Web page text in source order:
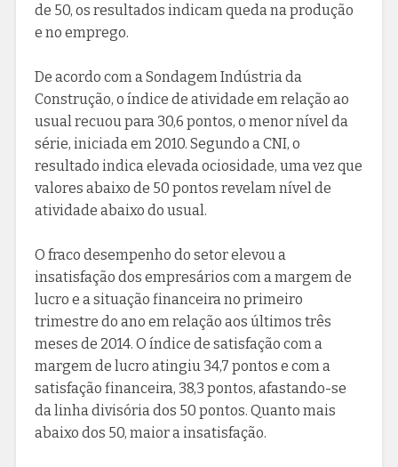
de 50, os resultados indicam queda na produção
e no emprego.
De acordo com a Sondagem Indústria da
Construção, o índice de atividade em relação ao
usual recuou para 30,6 pontos, o menor nível da
série, iniciada em 2010. Segundo a CNI, o
resultado indica elevada ociosidade, uma vez que
valores abaixo de 50 pontos revelam nível de
atividade abaixo do usual.
O fraco desempenho do setor elevou a
insatisfação dos empresários com a margem de
lucro e a situação financeira no primeiro
trimestre do ano em relação aos últimos três
meses de 2014. O índice de satisfação com a
margem de lucro atingiu 34,7 pontos e com a
satisfação financeira, 38,3 pontos, afastando-se
da linha divisória dos 50 pontos. Quanto mais
abaixo dos 50, maior a insatisfação.